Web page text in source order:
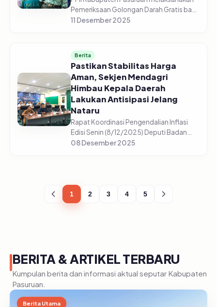
Pemeriksaan Golongan Darah Gratis bagi
5.225 pelajar di 44 sekolah yang tersebar
11 Desember 2025
Berita
Pastikan Stabilitas Harga
Aman, Sekjen Mendagri
Himbau Kepala Daerah
Lakukan Antisipasi Jelang
Nataru
Rapat Koordinasi Pengendalian Inflasi
Edisi Senin (8/12/2025) Deputi Badan
Pusat Statistik, Pudji Ismartini
08 Desember 2025
1 2 3 4 5
BERITA & ARTIKEL TERBARU
Kumpulan berita dan informasi aktual seputar Kabupaten
Pasuruan.
Berita Utama